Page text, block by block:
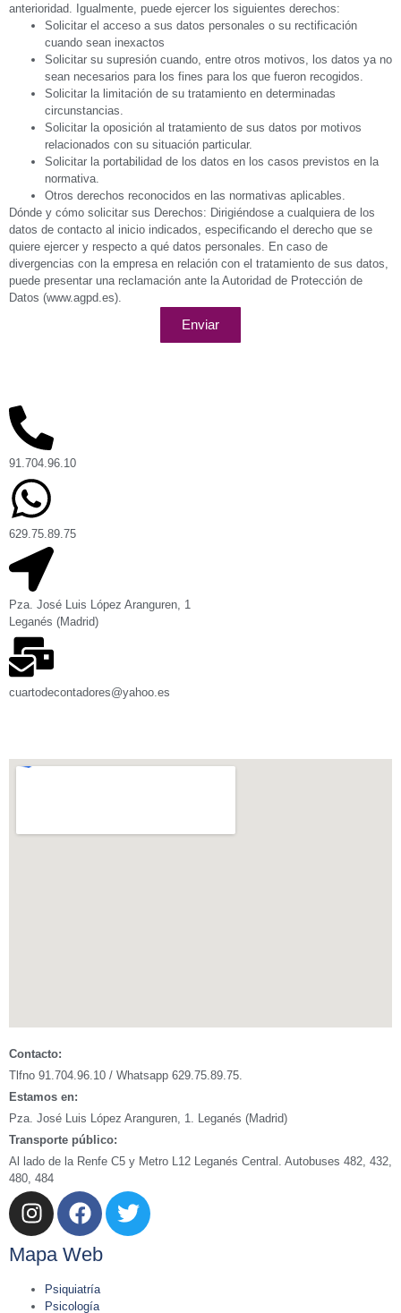
anterioridad. Igualmente, puede ejercer los siguientes derechos:
Solicitar el acceso a sus datos personales o su rectificación
cuando sean inexactos
Solicitar su supresión cuando, entre otros motivos, los datos ya no
sean necesarios para los fines para los que fueron recogidos.
Solicitar la limitación de su tratamiento en determinadas
circunstancias.
Solicitar la oposición al tratamiento de sus datos por motivos
relacionados con su situación particular.
Solicitar la portabilidad de los datos en los casos previstos en la
normativa.
Otros derechos reconocidos en las normativas aplicables.
Dónde y cómo solicitar sus Derechos: Dirigiéndose a cualquiera de los
datos de contacto al inicio indicados, especificando el derecho que se
quiere ejercer y respecto a qué datos personales. En caso de
divergencias con la empresa en relación con el tratamiento de sus datos,
puede presentar una reclamación ante la Autoridad de Protección de
Datos (www.agpd.es).
Enviar
91.704.96.10
629.75.89.75
Pza. José Luis López Aranguren, 1
Leganés (Madrid)
cuartodecontadores@yahoo.es
Contacto:
Tlfno 91.704.96.10 / Whatsapp 629.75.89.75.
Estamos en:
Pza. José Luis López Aranguren, 1. Leganés (Madrid)
Transporte público:
Al lado de la Renfe C5 y Metro L12 Leganés Central. Autobuses 482, 432,
480, 484
Mapa Web
Psiquiatría
Psicología